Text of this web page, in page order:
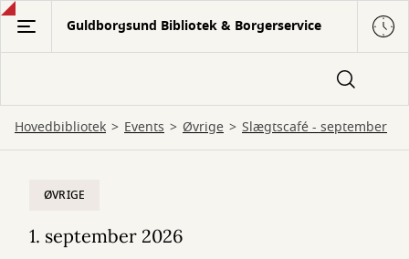
Gå
hovedindhold
Guldborgsund Bibliotek & Borgerservice
Hovedbibliotek Events Øvrige Slægtscafé - september
ØVRIGE
1. september 2026